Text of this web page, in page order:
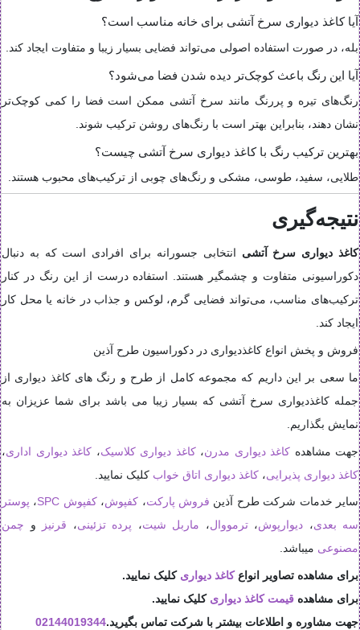
آیا کاغذ دیواری سرخ آتشی برای خانه مناسب است؟
بله، در صورت استفاده اصولی می‌تواند فضایی بسیار زیبا و متفاوت ایجاد کند.
آیا این رنگ باعث کوچک‌تر دیده شدن فضا می‌شود؟
رنگ‌های تیره و پررنگ مانند سرخ آتشی ممکن است فضا را کمی کوچک‌تر
نشان دهند، بنابراین بهتر است با رنگ‌های روشن ترکیب شوند.
بهترین ترکیب رنگ با کاغذ دیواری سرخ آتشی چیست؟
طلایی، سفید، طوسی، مشکی و رنگ‌های چوبی از ترکیب‌های محبوب هستند.
نتیجه‌گیری
کاغذ دیواری سرخ آتشی انتخابی جسورانه برای افرادی است که به دنبال
دکوراسیونی متفاوت و چشمگیر هستند. استفاده درست از این رنگ در کنار
ترکیب‌های مناسب، می‌تواند فضایی گرم، لوکس و جذاب در خانه یا محل کار
ایجاد کند.
فروش و پخش انواع کاغذدیواری در دکوراسیون طرح آذین
ما سعی بر این داریم که مجموعه کامل از طرح و رنگ های کاغذ دیواری از
جمله کاغذدیواری سرخ آتشی که بسیار زیبا می باشد برای شما عزیزان به
نمایش بگذاریم.
جهت مشاهده کاغذ دیواری مدرن،کاغذ دیواری کلاسیک، کاغذ دیواری اداری،
کاغذ دیواری پذیرایی، کاغذ دیواری اتاق خواب کلیک نمایید.
سایر خدمات شرکت طرح آذین فروش پارکت، کفپوش،کفپوش SPC ، پوستر
سه بعدی، دیوارپوش،ترمووال، ماربل شیت، پرده تزئینی، قرنیز و چمن
مصنوعی میباشد.
برای مشاهده تصاویر انواعکاغذ دیواری کلیک نمایید.
برای مشاهده قیمت کاغذ دیواری کلیک نمایید.
جهت مشاوره و اطلاعات بیشتر با شرکت تماس بگیرید.02144019344